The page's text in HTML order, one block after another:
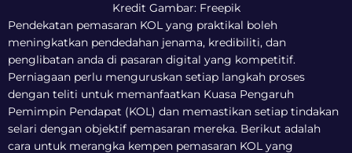
Kredit Gambar: Freepik
Pendekatan pemasaran KOL yang praktikal boleh
meningkatkan pendedahan jenama, kredibiliti, dan
penglibatan anda di pasaran digital yang kompetitif.
Perniagaan perlu menguruskan setiap langkah proses
dengan teliti untuk memanfaatkan Kuasa Pengaruh
Pemimpin Pendapat (KOL) dan memastikan setiap tindakan
selari dengan objektif pemasaran mereka. Berikut adalah
cara untuk merangka kempen pemasaran KOL yang